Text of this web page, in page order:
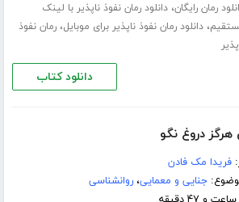
رمان رایگان،دانلود رمان نفوذ ناپذیر با لینک
،دانلود رمان نفوذ ناپذیر برای موبایل،رمان نفوذ
دانلود کتاب
دروغ نگو
فریدا مک فادن
جنایی و معمایی،روانشناسی